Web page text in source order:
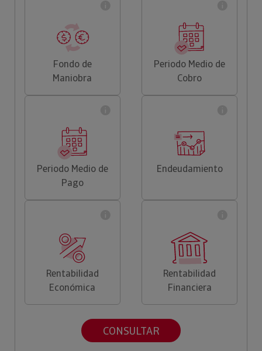
Fondo de
Maniobra
Periodo Medio de
Cobro
Periodo Medio de
Pago
Endeudamiento
Rentabilidad
Económica
Rentabilidad
Financiera
CONSULTAR